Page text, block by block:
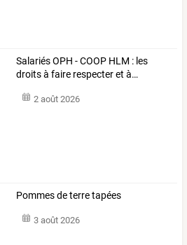
SalariésOPH -COOP HLM : les
droitsà faire respecteret à…
2 août 2026
Pommes de terre tapées
3 août 2026